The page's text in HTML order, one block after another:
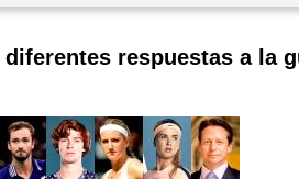
diferentes respuestas a la